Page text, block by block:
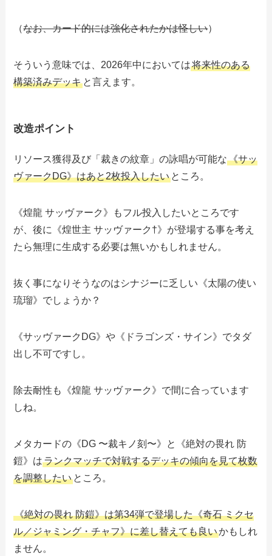
（なお、カード的には強化されたかは怪しい）
そういう意味では、2026年中においては将来性のある
構築済みデッキ と言えます。
改造ポイント
リソース獲得及び「裁きの紋章」の詠唱が可能な《サッ
ヴァークDG》はあと2枚投入したい ところ。
《煌龍 サッヴァーク》もフル投入したいところです
が、後に《煌世主 サッヴァーク†》が登場する事を考え
たら無理に生成する必要は無いかもしれません。
抜く事になりそうなのはシナジーに乏しい《太陽の使い
琉瑠》でしょうか？
《サッヴァークDG》や《ドラゴンズ・サイン》でタダ
出し不可ですし。
除去耐性も《煌龍 サッヴァーク》で間に合っています
しね。
メタカードの《DG 〜裁キノ刻〜》と《絶対の畏れ 防
鎧》はランクマッチで対戦するデッキの傾向を見て枚数
を調整したい ところ。
《絶対の畏れ 防鎧》は第34弾で登場した《奇石 ミクセ
ル／ジャミング・チャフ》に差し替えても良いかもしれ
ません。